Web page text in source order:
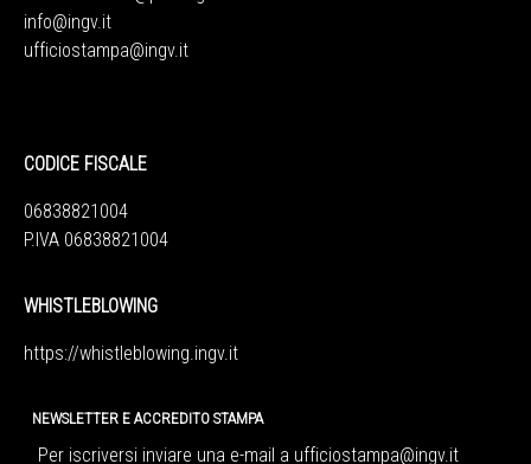
info@ingv.it
ufficiostampa@ingv.it
CODICE FISCALE
06838821004
P.IVA 06838821004
WHISTLEBLOWING
https://whistleblowing.ingv. it
NEWSLETTER E ACCREDITO STAMPA
Per iscriversi inviare una e-mail a ufficiostampa@ingv.it